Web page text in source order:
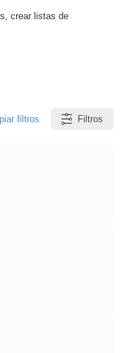
crear listas de
filtros Filtros